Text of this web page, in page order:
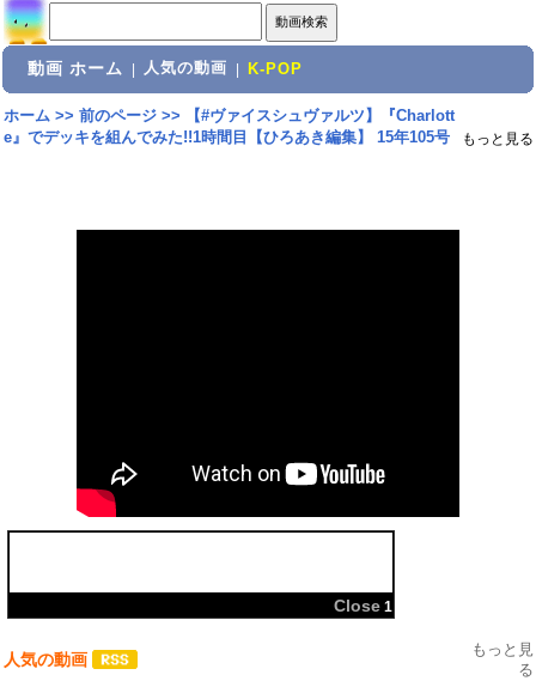
動画 ホーム 人気の動画 K-POP
ホーム>> 前のページ>>
【#ヴァイスシュヴァルツ】『Charlott
e』でデッキを組んでみた!!1時間目【ひろあき編集】 15年105号
もっと見る
Close 1
人気の動画
もっと見
る